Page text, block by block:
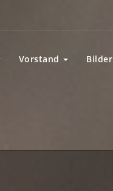
Vorstand Bilder